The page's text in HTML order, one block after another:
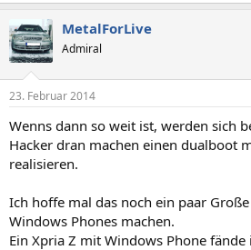
MetalForLive
Admiral
23. Februar 2014
Wenns dann so weit ist, werden sich
Hacker dran machen einen dualboot
realisieren.
Ich hoffe mal das noch ein paar
Windows Phones machen.
Ein Xpria Z mit Windows Phone fände